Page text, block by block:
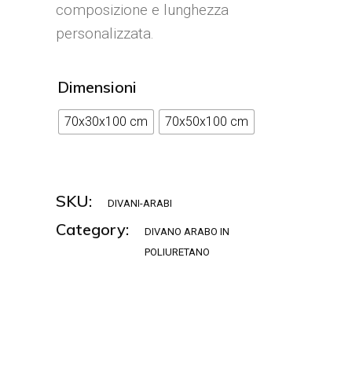
composizione e lunghezza
personalizzata.
Dimensioni
70x30x100 cm 70x50x100 cm
SKU: DIVANI-ARABI
Category:
DIVANO ARABO IN
POLIURETANO